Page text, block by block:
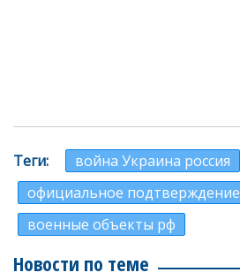
Теги война Украина россия
официальное подтверждение
военные объекты рф
Новости по теме